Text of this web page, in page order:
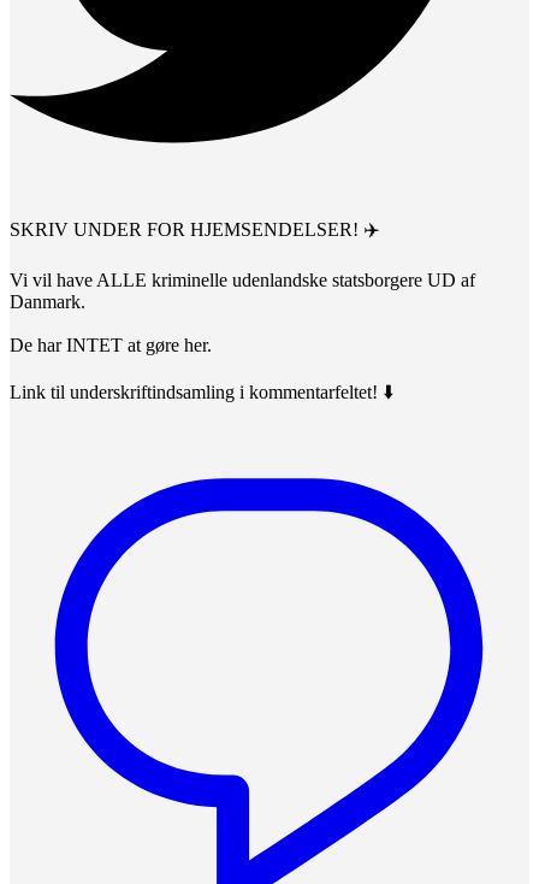
SKRIV UNDER FOR HJEMSENDELSER! ✈️
Vi vil have ALLE kriminelle udenlandske statsborgere UD af
Danmark.
De har INTET at gøre her.
Link til underskriftindsamling i kommentarfeltet! ⬇️